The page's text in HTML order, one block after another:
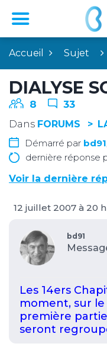
Accueil Sujet
DIALYSE
8 33
Dans FORUMS
Démarré par bd91
dernière réponse
Voir la dernière
12 juillet 2007 à 20
bd91
Les 14ers
moment, sur le
première
seront